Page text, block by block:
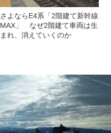
さよならE4系「2階建て新幹線
MAX」 なぜ2階建て車両は生
まれ、消えていくのか